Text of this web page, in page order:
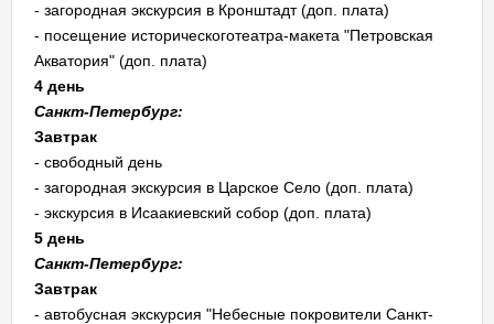
- загородная экскурсия в Кронштадт (доп. плата)
- посещение историческоготеатра-макета "Петровская
Акватория" (доп. плата)
4 день
Санкт-Петербург:
Завтрак
- свободный день
- загородная экскурсия в Царское Село (доп. плата)
- экскурсия в Исаакиевский собор (доп. плата)
5 день
Санкт-Петербург:
Завтрак
- автобусная экскурсия "Небесные покровители Санкт-